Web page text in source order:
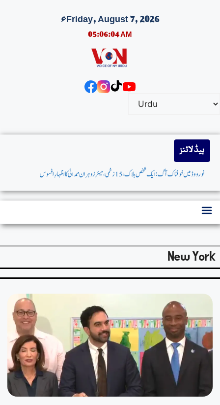
Friday, August 7, 2026ء
05:06:05 AM
ہیڈ لائنز
نورووڈمیں خوفناک آگ:ایک شخص ہلاک،15 زخمی، میئرزوہران ممدانی کااظہارِافسوس
New York